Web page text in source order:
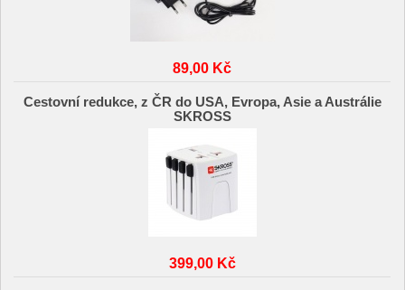
89,00 Kč
Cestovní redukce, z ČR do USA, Evropa, Asie a Austrálie
SKROSS
399,00 Kč